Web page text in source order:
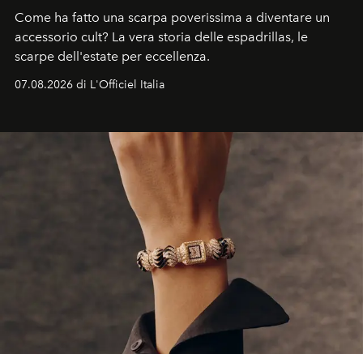
Come ha fatto una scarpa poverissima a diventare un
accessorio cult? La vera storia delle espadrillas, le
scarpe dell'estate per eccellenza.
07.08.2026 di L'Officiel Italia